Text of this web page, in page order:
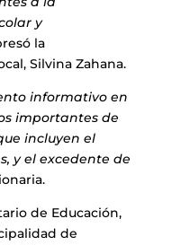
y
la
Silvina Zahana.
informativo en
importantes de
incluyen el
y el excedente de
de Educación,
de